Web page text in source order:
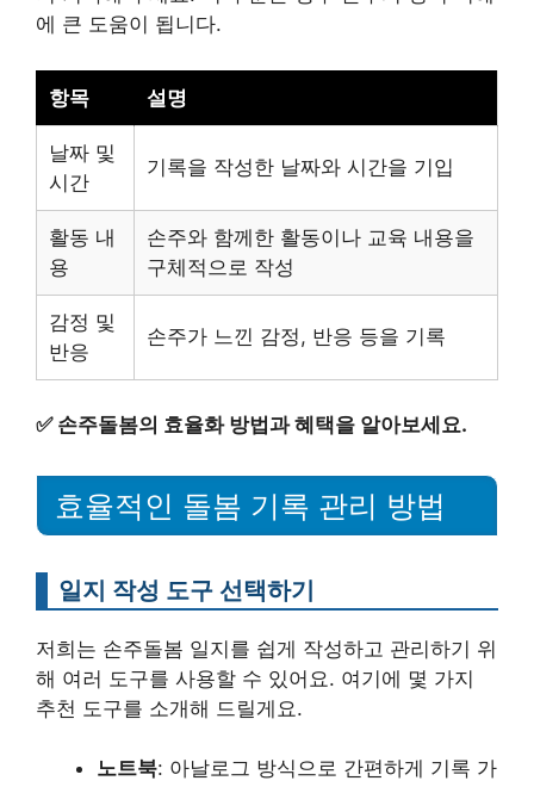
에 큰 도움이 됩니다.
항목 설명
날짜 및
시간
기록을 작성한 날짜와 시간을 기입
활동 내
용
손주와 함께한 활동이나 교육 내용을
구체적으로 작성
감정 및
반응
손주가 느낀 감정, 반응 등을 기록
✅ 손주돌봄의 효율화 방법과 혜택을 알아보세요.
효율적인 돌봄 기록 관리 방법
일지 작성 도구 선택하기
저희는 손주돌봄 일지를 쉽게 작성하고 관리하기 위
해 여러 도구를 사용할 수 있어요. 여기에 몇 가지
추천 도구를 소개해 드릴게요.
노트북: 아날로그 방식으로 간편하게 기록 가